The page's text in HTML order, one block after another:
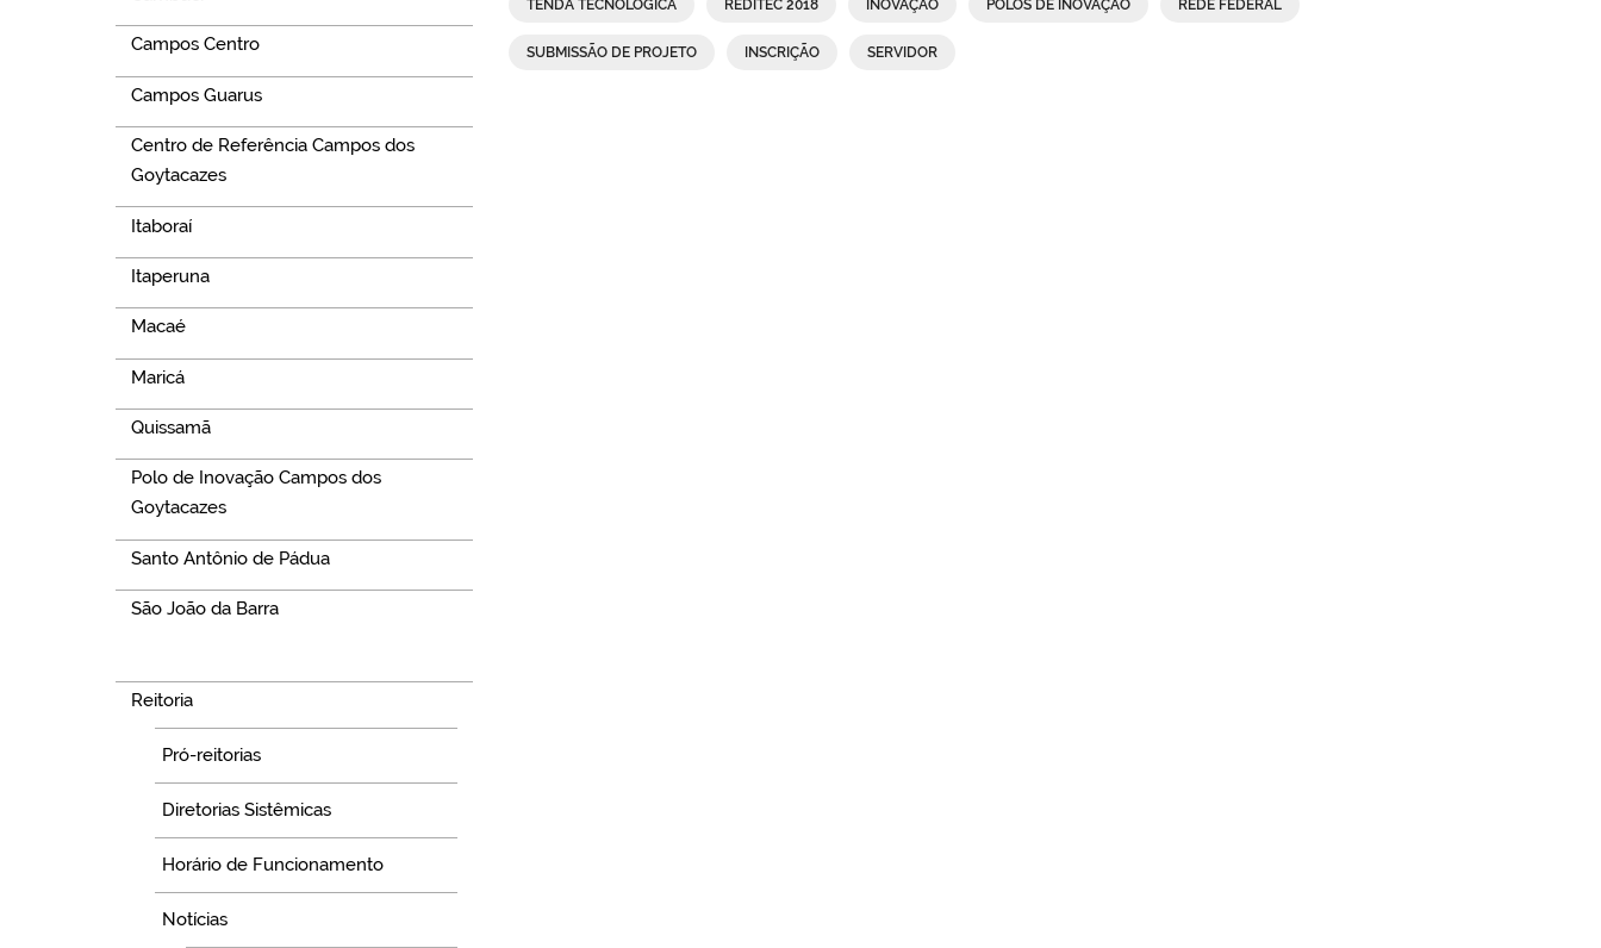
Campos Centro
Campos Guarus
Centro de Referência Campos dos
Goytacazes
Itaboraí
Itaperuna
Macaé
Maricá
Quissamã
Polo de Inovação Campos dos
Goytacazes
Santo Antônio de Pádua
São João da Barra
Reitoria
Pró-reitorias
Diretorias Sistêmicas
Horário de Funcionamento
Notícias
TENDA TECNOLÓGICA REDITEC 2018 INOVAÇÃO POLOS DE INOVAÇÃO REDE FEDERAL
SUBMISSÃO DE PROJETO INSCRIÇÃO SERVIDOR